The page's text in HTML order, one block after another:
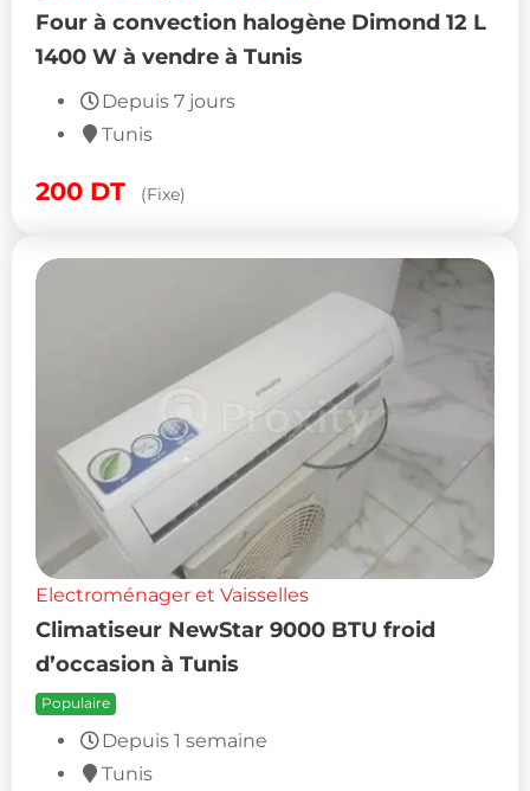
Four à convection halogène Dimond 12 L
1400 W à vendre à Tunis
Depuis 7 jours
Tunis
200 DT (Fixe)
Electroménager et Vaisselles
Climatiseur NewStar 9000 BTU froid
d’occasion à Tunis
Populaire
Depuis 1 semaine
Tunis